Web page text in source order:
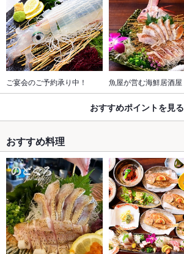
ご宴会のご予約承り中！ 魚屋が営む海鮮居酒屋
おすすめポイントを見る
おすすめ料理